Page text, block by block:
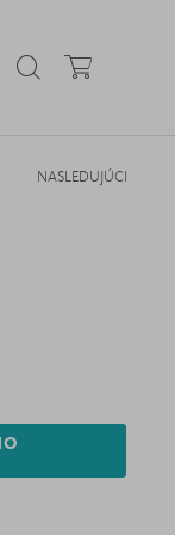
NASLEDUJÚCI